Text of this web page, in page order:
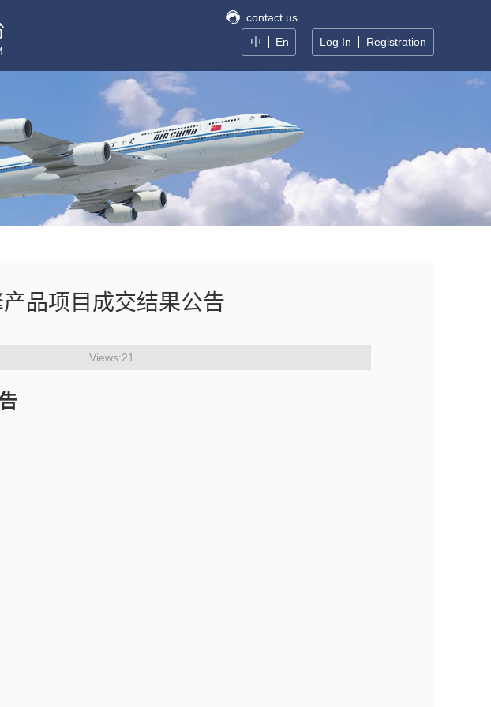
contact us
中
En Log In Registration
品项目成交结果公告
Views:21